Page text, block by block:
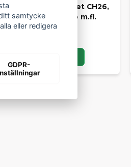
fram Chatenet CH26,
CH46, Sporteevo m.fl.
samtycke
eller redigera
GDPR-